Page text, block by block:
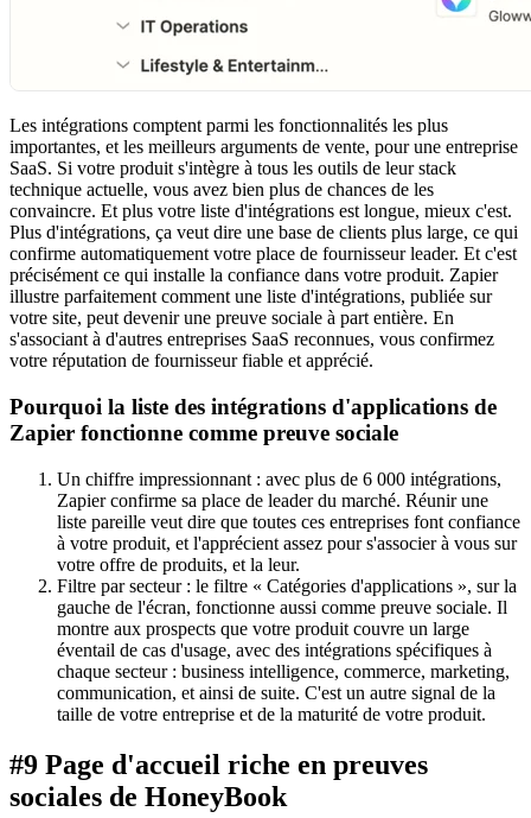
Les intégrations comptent parmi les fonctionnalités les plus
importantes, et les meilleurs arguments de vente, pour une entreprise
SaaS. Si votre produit s'intègre à tous les outils de leur stack
technique actuelle, vous avez bien plus de chances de les
convaincre. Et plus votre liste d'intégrations est longue, mieux c'est.
Plus d'intégrations, ça veut dire une base de clients plus large, ce qui
confirme automatiquement votre place de fournisseur leader. Et c'est
précisément ce qui installe la confiance dans votre produit. Zapier
illustre parfaitement comment une liste d'intégrations, publiée sur
votre site, peut devenir une preuve sociale à part entière. En
s'associant à d'autres entreprises SaaS reconnues, vous confirmez
votre réputation de fournisseur fiable et apprécié.
Pourquoi la liste des intégrations d'applications de
Zapier fonctionne comme preuve sociale
Un chiffre impressionnant : avec plus de 6 000 intégrations,
Zapier confirme sa place de leader du marché. Réunir une
liste pareille veut dire que toutes ces entreprises font confiance
à votre produit, et l'apprécient assez pour s'associer à vous sur
votre offre de produits, et la leur.
Filtre par secteur : le filtre « Catégories d'applications », sur la
gauche de l'écran, fonctionne aussi comme preuve sociale. Il
montre aux prospects que votre produit couvre un large
éventail de cas d'usage, avec des intégrations spécifiques à
chaque secteur : business intelligence, commerce, marketing,
communication, et ainsi de suite. C'est un autre signal de la
taille de votre entreprise et de la maturité de votre produit.
#9 Page d'accueil riche en preuves
sociales de HoneyBook